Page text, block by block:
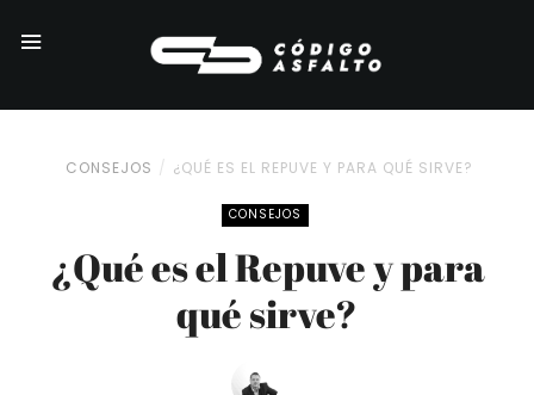
CONSEJOS ¿QUÉ ES EL REPUVE Y PARA QUÉ SIRVE?
CONSEJOS
¿Qué es el Repuve y para
qué sirve?